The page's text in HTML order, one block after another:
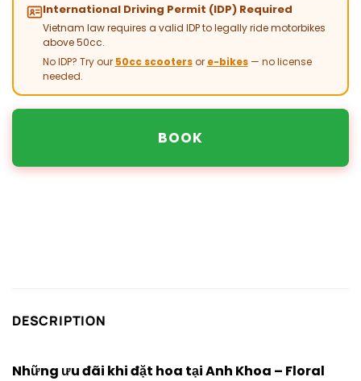
International Driving Permit (IDP) Required
Vietnam law requires a valid IDP to legally ride motorbikes
above 50cc.
No IDP? Try our 50cc scootersor e-bikes— no license
needed.
BOOK
DESCRIPTION
Những ưu đãi khi đặt hoa tại Anh Khoa – Floral